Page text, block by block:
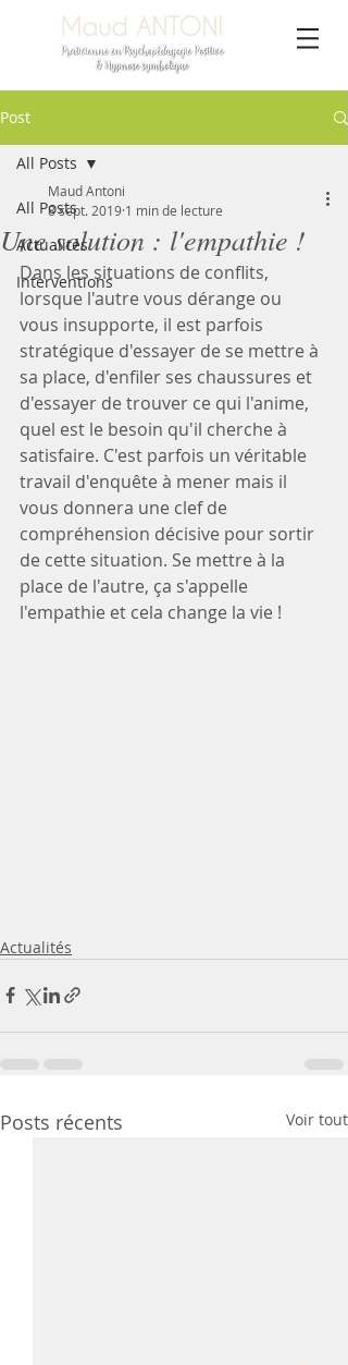
Post
All Posts
Actualités
Interventions
All Posts
Une solution : l'empathie !
Maud Antoni
8 sept. 2019 1 min de lecture
Dans les situations de conflits,
lorsque l'autre vous dérange ou
vous insupporte, il est parfois
stratégique d'essayer de se mettre à
sa place, d'enfiler ses chaussures et
d'essayer de trouver ce qui l'anime,
quel est le besoin qu'il cherche à
satisfaire. C'est parfois un véritable
travail d'enquête à mener mais il
vous donnera une clef de
compréhension décisive pour sortir
de cette situation. Se mettre à la
place de l'autre, ça s'appelle
l'empathie et cela change la vie !
Actualités
Posts récents Voir tout